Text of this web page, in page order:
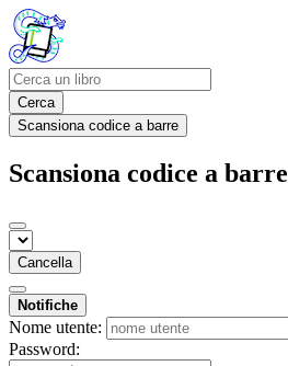
Cerca
Scansiona codice a barre
Scansiona codice a barre
Cancella
Notifiche
Nome utente:
Password: